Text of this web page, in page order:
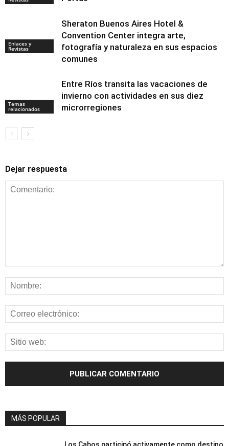
Enlaces y
Revistas
Sheraton Buenos Aires Hotel &
Convention Center integra arte,
fotografía y naturaleza en sus espacios
comunes
Temas
relacionados
Entre Ríos transita las vacaciones de
invierno con actividades en sus diez
microrregiones
Dejar respuesta
MÁS POPULAR